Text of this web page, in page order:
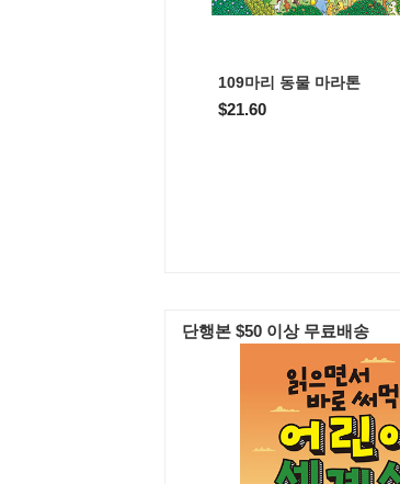
109마리 동물 마라톤
$21.60
단행본 $50 이상 무료배송